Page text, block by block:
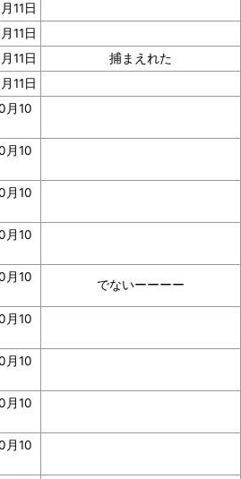
数」は、ファイヤーの図鑑ペー
「見つけた数」の部分のスクシ
モしておくと便利です。
します。
11日
11日
11日
捕まえれた
11日
月10
月10
月10
月10
月10
でないーーーー
月10
月10
月10
月10